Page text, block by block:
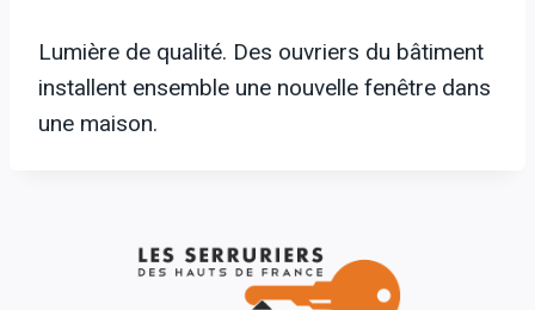
Lumière de qualité. Des ouvriers du bâtiment
installent ensemble une nouvelle fenêtre dans
une maison.